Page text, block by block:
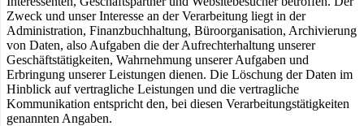
Zweck und unser Interesse an der Verarbeitung liegt in der
Administration, Finanzbuchhaltung, Büroorganisation, Archivierung
von Daten, also Aufgaben die der Aufrechterhaltung unserer
Geschäftstätigkeiten, Wahrnehmung unserer Aufgaben und
Erbringung unserer Leistungen dienen. Die Löschung der Daten im
Hinblick auf vertragliche Leistungen und die vertragliche
Kommunikation entspricht den, bei diesen Verarbeitungstätigkeiten
genannten Angaben.